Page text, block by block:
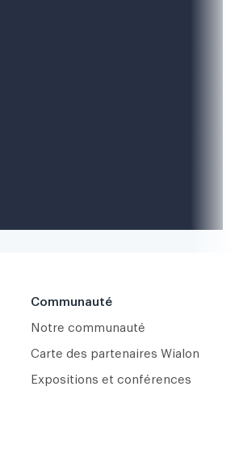
Communauté
Notre communauté
Carte des partenaires Wialon
Expositions et conférences